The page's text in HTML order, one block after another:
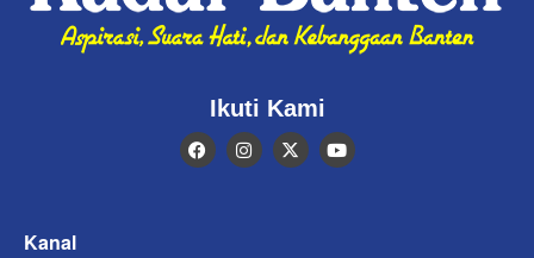
Ikuti Kami
Kanal